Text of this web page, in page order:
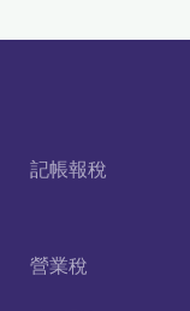
記帳報稅
營業稅